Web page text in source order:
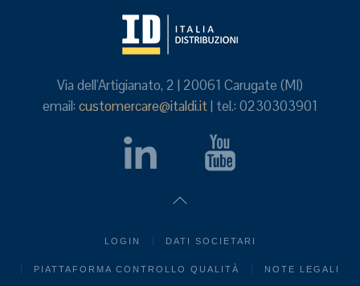
Via dell'Artigianato, 2 | 20061 Carugate (MI)
email: customercare@italdi.it| tel.: 0230303901
LOGIN DATI SOCIETARI
PIATTAFORMA CONTROLLO QUALITÀ NOTE LEGALI